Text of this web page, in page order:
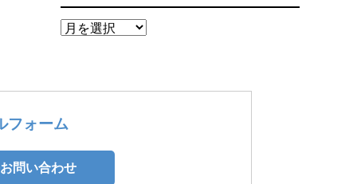
フォーム
問い合わせ